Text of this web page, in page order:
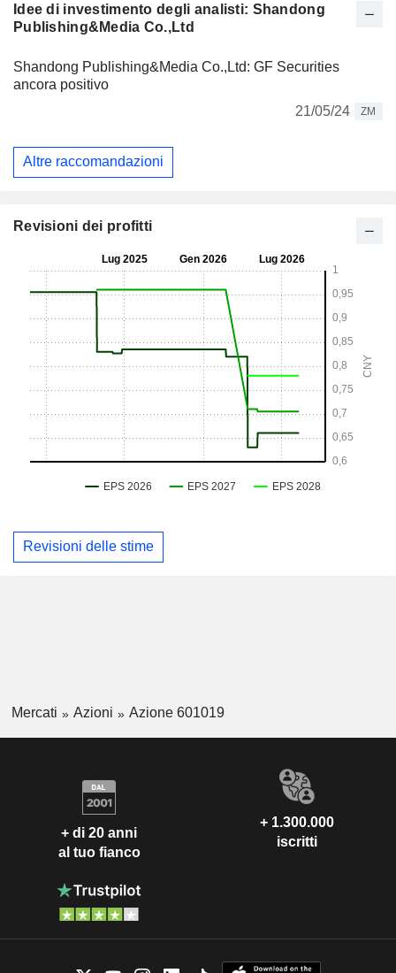
Idee di investimento degli analisti: Shandong
Publishing&Media Co.,Ltd
Shandong Publishing&Media Co.,Ltd: GF Securities
ancora positivo
21/05/24
ZM
Altre raccomandazioni
Revisioni dei profitti
Revisioni delle stime
Mercati Azioni Azione 601019
+ di 20 anni
al tuo fianco
+ 1.300.000
iscritti